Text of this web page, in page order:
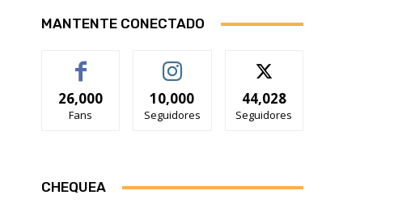
MANTENTE CONECTADO
26,000
Fans
10,000
Seguidores
44,028
Seguidores
CHEQUEA